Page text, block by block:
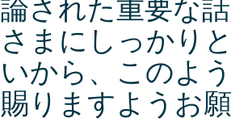
論された重要な
さまにしっかり
いから、このよ
賜りますようお